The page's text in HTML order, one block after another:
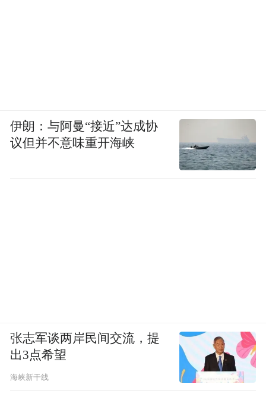
伊朗：与阿曼“接近”达成协
议但并不意味重开海峡
张志军谈两岸民间交流，提
出3点希望
海峡新干线